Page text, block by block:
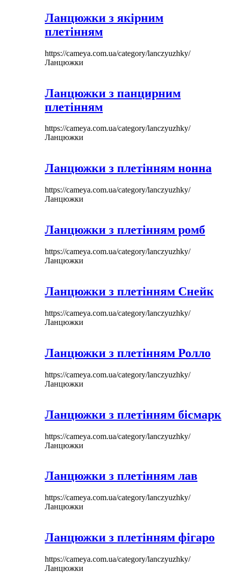
Ланцюжки з якірним
плетінням
https://cameya.com.ua/category/lanczyuzhky/
Ланцюжки
Ланцюжки з панцирним
плетінням
https://cameya.com.ua/category/lanczyuzhky/
Ланцюжки
Ланцюжки з плетінням нонна
https://cameya.com.ua/category/lanczyuzhky/
Ланцюжки
Ланцюжки з плетінням ромб
https://cameya.com.ua/category/lanczyuzhky/
Ланцюжки
Ланцюжки з плетінням Снейк
https://cameya.com.ua/category/lanczyuzhky/
Ланцюжки
Ланцюжки з плетінням Ролло
https://cameya.com.ua/category/lanczyuzhky/
Ланцюжки
Ланцюжки з плетінням бісмарк
https://cameya.com.ua/category/lanczyuzhky/
Ланцюжки
Ланцюжки з плетінням лав
https://cameya.com.ua/category/lanczyuzhky/
Ланцюжки
Ланцюжки з плетінням фігаро
https://cameya.com.ua/category/lanczyuzhky/
Ланцюжки